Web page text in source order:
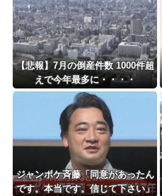
8/4のニュース
更新中止のお知らせ
【悲報】7月の倒産件数 1000件超
えで今年最多に・・・・
ジャンポケ斉藤「同意があったん
です。本当です。信じて下さい」